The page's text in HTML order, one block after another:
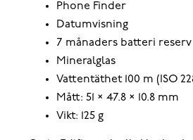
Phone Finder
Datumvisning
7 månaders batteri reserv
Mineralglas
Vattentäthet 100 m (ISO
Mått: 51 × 47.8 × 10.8 mm
Vikt: 125 g